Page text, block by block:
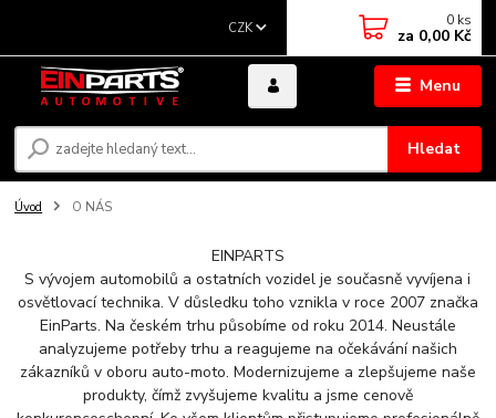
Menu
CZK
Hledat
0 ks
za 0,00 Kč
Úvod O NÁS
EINPARTS
S vývojem automobilů a ostatních vozidel je současně vyvíjena i
osvětlovací technika. V důsledku toho vznikla v roce 2007 značka
EinParts. Na českém trhu působíme od roku 2014. Neustále
analyzujeme potřeby trhu a reagujeme na očekávání našich
zákazníků v oboru auto-moto. Modernizujeme a zlepšujeme naše
produkty, čímž zvyšujeme kvalitu a jsme cenově